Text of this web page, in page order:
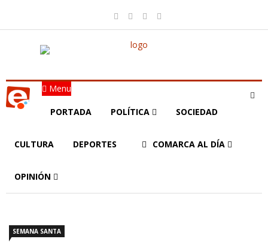
Menu
PORTADA POLÍTICA SOCIEDAD
CULTURA DEPORTES COMARCA AL DÍA
OPINIÓN
SEMANA SANTA